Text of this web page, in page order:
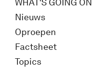
WHAT'S GOING ON
Nieuws
Oproepen
Factsheet
Topics